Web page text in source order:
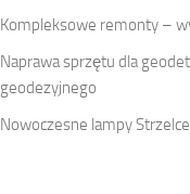
Kompleksowe remonty –
Naprawa sprzętu dla
geodezyjnego
Nowoczesne lampy